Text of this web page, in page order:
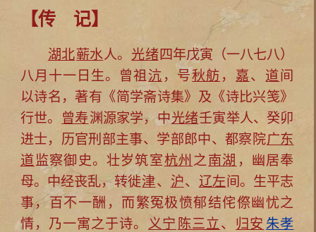
【传 记】
湖北蕲水人。 光绪 四年戊寅（一八七八）
八月十一日生。曾祖 沆 ，号秋舫 ， 嘉、 道间
以诗名，著有《简学斋诗集》及《诗比兴笺》
行世。
曾寿渊源家学，中光绪壬寅举人、癸卯
进士，历官刑部主事、学部郎中、都察院广东
道监察御史。壮岁筑室杭州 之 南湖 ，幽居奉
母。中经丧乱，转徙津、 沪、 辽左间。生平志
事，百不一酬，而繁冤极愤郁结侘傺幽忧之
情，乃一寓之于诗。
义宁 陈三立、 归安 朱孝